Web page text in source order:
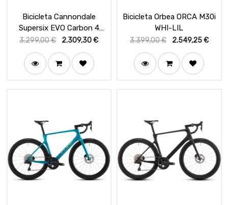
Bicicleta Cannondale
Supersix EVO Carbon 4
Black
3.299,00€ 2.309,30€
Bicicleta Orbea ORCA M30i
WHI-LIL
3.399,00€ 2.549,25€